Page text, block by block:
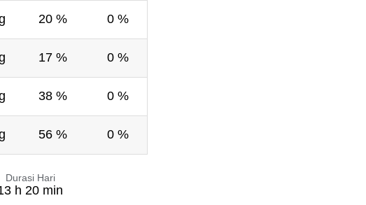
20 % 0 %
17 % 0 %
38 % 0 %
56 % 0 %
Durasi Hari
h 20 min